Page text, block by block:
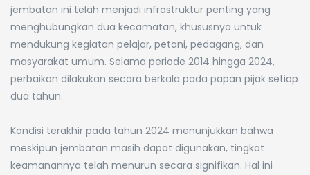
jembatan ini telah menjadi infrastruktur penting yang
menghubungkan dua kecamatan, khususnya untuk
mendukung kegiatan pelajar, petani, pedagang, dan
masyarakat umum. Selama periode 2014 hingga 2024,
perbaikan dilakukan secara berkala pada papan pijak setiap
dua tahun.
Kondisi terakhir pada tahun 2024 menunjukkan bahwa
meskipun jembatan masih dapat digunakan, tingkat
keamanannya telah menurun secara signifikan. Hal ini